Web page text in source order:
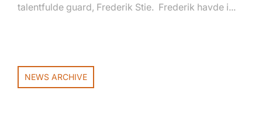
talentfulde guard, Frederik Stie. Frederik havde i...
NEWS ARCHIVE